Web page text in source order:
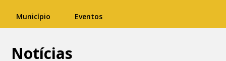
Município Eventos
Notícias